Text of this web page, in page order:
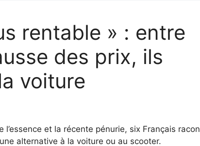
rentable » : entre
des prix, ils
voiture
l’essence et la récente pénurie, six Français
alternative à la voiture ou au scooter.